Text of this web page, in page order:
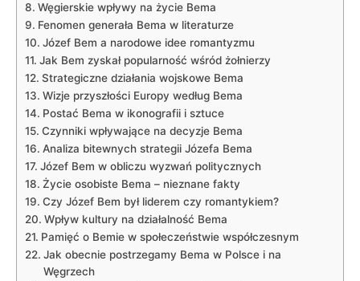
Węgierskie​ wpływy na⁤ życie Bema
Fenomen generała Bema ⁣w literaturze
Józef Bem a narodowe ‌idee romantyzmu
Jak⁢ Bem zyskał popularność wśród ⁤żołnierzy
Strategiczne działania wojskowe Bema
Wizje przyszłości Europy według Bema
Postać Bema w ikonografii i ‌sztuce
Czynniki wpływające na decyzje Bema
Analiza bitewnych strategii Józefa Bema
Józef Bem w obliczu wyzwań politycznych
Życie osobiste Bema ​– nieznane fakty
Czy Józef Bem był ⁣liderem czy romantykiem?
Wpływ kultury na działalność Bema
Pamięć o Bemie w społeczeństwie współczesnym
Jak ⁤obecnie postrzegamy Bema w Polsce⁤ i na
Węgrzech